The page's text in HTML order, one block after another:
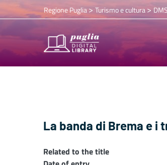
Regione Puglia> Turismo e cultura>DMS
La banda di Brema e i
Related to the title